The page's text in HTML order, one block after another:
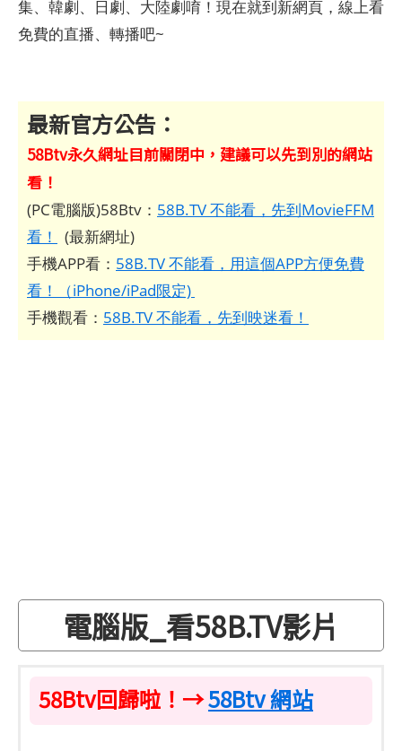
集、韓劇、日劇、大陸劇唷！現在就到新網頁，線上看
免費的直播、轉播吧~
最新官方公告：
58Btv永久網址目前關閉中，建議可以先到別的網站
看！
(PC電腦版)58Btv： 58B.TV 不能看，先到MovieFFM
看！
(最新網址)
手機APP看： 58B.TV 不能看，用這個APP方便免費
看！（iPhone/iPad限定)
手機觀看： 58B.TV 不能看，先到映迷看！
電腦版_看58B.TV影片
58Btv回歸啦！→58Btv 網站